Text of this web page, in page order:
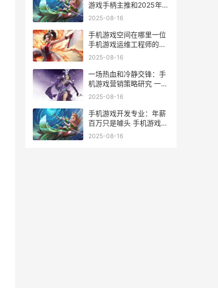
游戏手柄主推和2025年行
业更新趋势全解析 如果想
度越高越好
2025-08-16
手机游戏空间在哪里一位
手机游戏运维工程师的真
正解析和实用提议 手机的
2025-08-16
一场热血和冷静交锋：手
机游戏营销策略研究 一场
热血和冷静的比赛
2025-08-16
手机游戏开发专业：年薪
百万只是噱头 手机游戏开
发技术
2025-08-16